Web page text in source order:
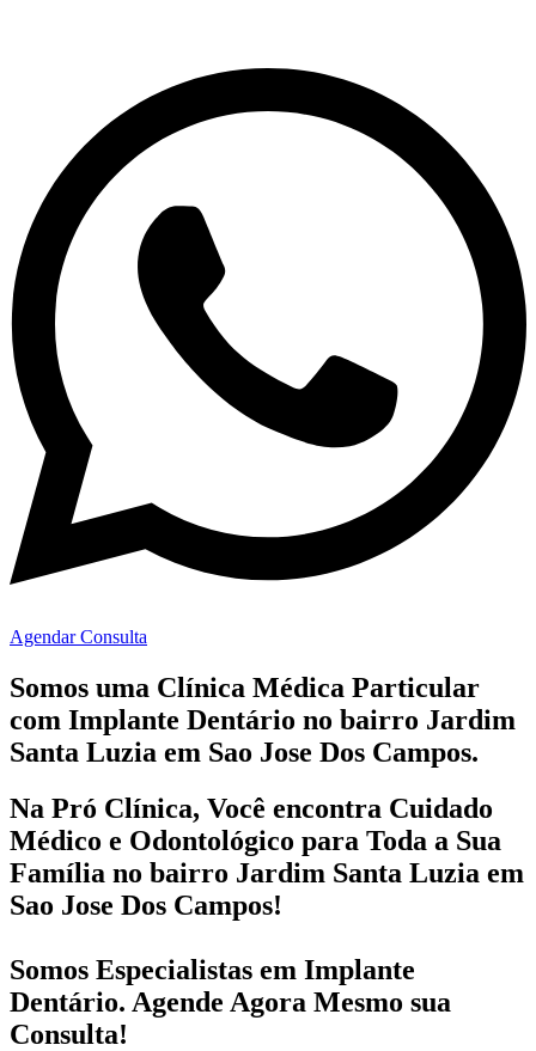
Agendar Consulta
Somos uma Clínica Médica Particular
com Implante Dentário no bairro Jardim
Santa Luzia em Sao Jose Dos Campos.
Na Pró Clínica, Você encontra Cuidado
Médico e Odontológico para Toda a Sua
Família no bairro Jardim Santa Luzia em
Sao Jose Dos Campos!
Somos Especialistas em Implante
Dentário. Agende Agora Mesmo sua
Consulta!